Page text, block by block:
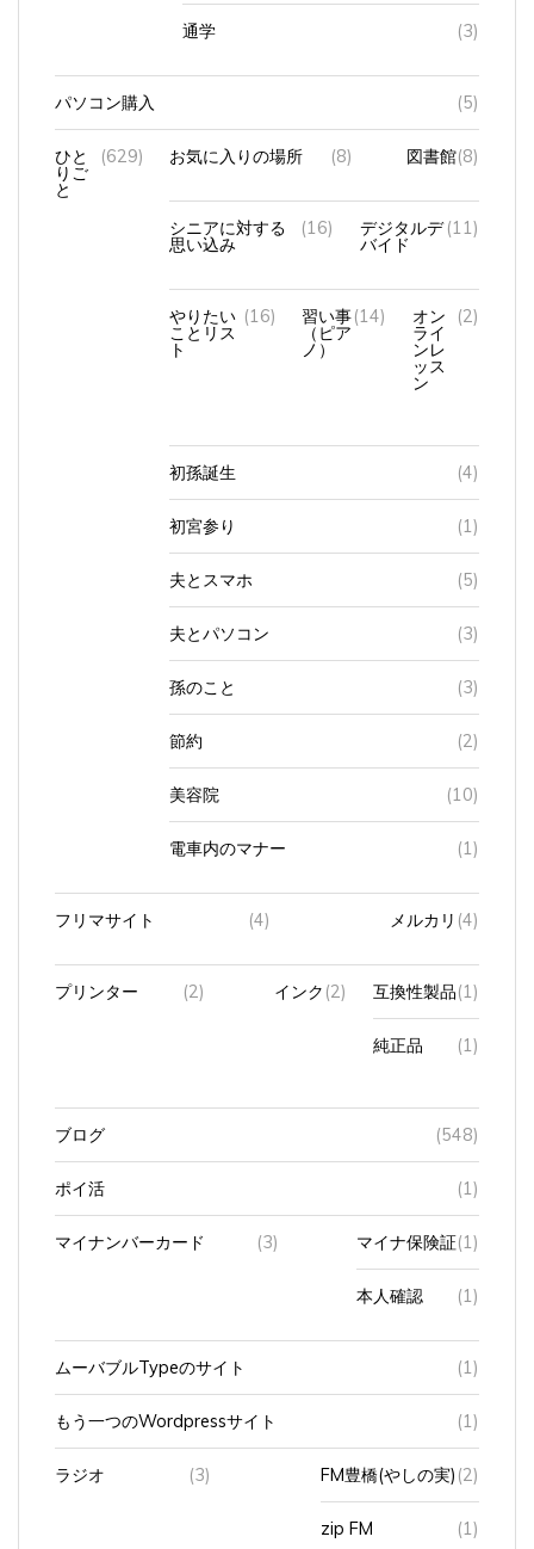
通学 (3)
パソコン購入 (5)
ひと
りご
と
(629) お気に入りの場所 (8) 図書館(8)
シニアに対する
思い込み
(16) デジタルデ
バイド
(11)
やりたい
ことリス
ト
(16) 習い事
（ピア
ノ）
(14) オン
ライ
ンレ
ッス
ン
(2)
初孫誕生 (4)
初宮参り (1)
夫とスマホ (5)
夫とパソコン (3)
孫のこと (3)
節約 (2)
美容院 (10)
電車内のマナー (1)
フリマサイト (4) メルカリ (4)
プリンター (2) インク (2) 互換性製品 (1)
純正品 (1)
ブログ (548)
ポイ活 (1)
マイナンバーカード (3) マイナ保険証(1)
本人確認 (1)
ムーバブルTypeのサイト (1)
もう一つのWordpressサイト (1)
ラジオ (3) FM豊橋(やしの実) (2)
zip FM (1)